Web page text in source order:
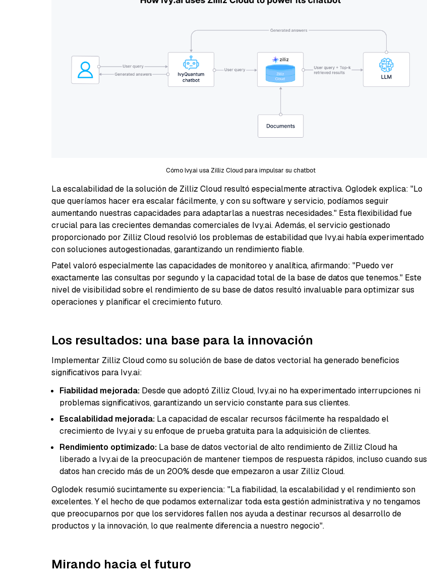
Cómo lvy.ai usa Zilliz Cloud para impulsar su chatbot
La escalabilidad de la solución de Zilliz Cloud resultó especialmente atractiva. Oglodek explica: "Lo
que queríamos hacer era escalar fácilmente, y con su software y servicio, podíamos seguir
aumentando nuestras capacidades para adaptarlas a nuestras necesidades." Esta flexibilidad fue
crucial para las crecientes demandas comerciales de Ivy.ai. Además, el servicio gestionado
proporcionado por Zilliz Cloud resolvió los problemas de estabilidad que Ivy.ai había experimentado
con soluciones autogestionadas, garantizando un rendimiento fiable.
Patel valoró especialmente las capacidades de monitoreo y analítica, afirmando: "Puedo ver
exactamente las consultas por segundo y la capacidad total de la base de datos que tenemos." Este
nivel de visibilidad sobre el rendimiento de su base de datos resultó invaluable para optimizar sus
operaciones y planificar el crecimiento futuro.
Los resultados: una base para la innovación
Implementar Zilliz Cloud como su solución de base de datos vectorial ha generado beneficios
significativos para Ivy.ai:
Fiabilidad mejorada: Desde que adoptó Zilliz Cloud, Ivy.ai no ha experimentado interrupciones ni
problemas significativos, garantizando un servicio constante para sus clientes.
Escalabilidad mejorada: La capacidad de escalar recursos fácilmente ha respaldado el
crecimiento de Ivy.ai y su enfoque de prueba gratuita para la adquisición de clientes.
Rendimiento optimizado: La base de datos vectorial de alto rendimiento de Zilliz Cloud ha
liberado a Ivy.ai de la preocupación de mantener tiempos de respuesta rápidos, incluso cuando sus
datos han crecido más de un 200% desde que empezaron a usar Zilliz Cloud.
Oglodek resumió sucintamente su experiencia: "La fiabilidad, la escalabilidad y el rendimiento son
excelentes. Y el hecho de que podamos externalizar toda esta gestión administrativa y no tengamos
que preocuparnos por que los servidores fallen nos ayuda a destinar recursos al desarrollo de
productos y la innovación, lo que realmente diferencia a nuestro negocio".
Mirando hacia el futuro